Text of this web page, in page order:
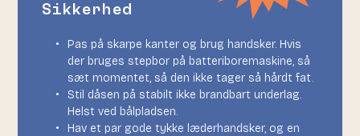
Sikkerhed
Pas på skarpe kanter og brug handsker. Hvis
der bruges stepbor på batteriboremaskine, så
sæt momentet, så den ikke tager så hårdt fat.
Stil dåsen på stabilt ikke brandbart underlag.
Helst ved bålpladsen.
Hav et par gode tykke læderhandsker, og en